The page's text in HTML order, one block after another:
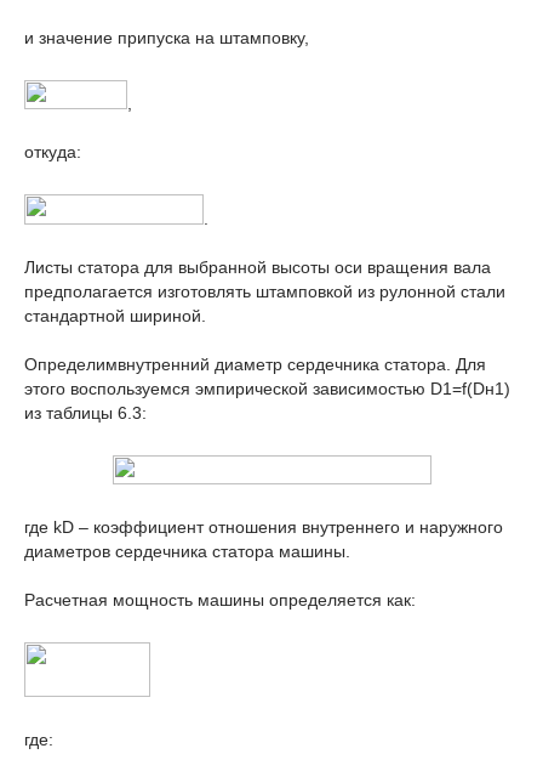
и значение припуска на штамповку,
откуда:
Листы статора для выбранной высоты оси вращения вала
предполагается изготовлять штамповкой из рулонной стали
стандартной шириной.
Определимвнутренний диаметр сердечника статора. Для
этого воспользуемся эмпирической зависимостью D1=f(Dн1)
из таблицы 6.3:
где kD – коэффициент отношения внутреннего и наружного
диаметров сердечника статора машины.
Расчетная мощность машины определяется как:
где: